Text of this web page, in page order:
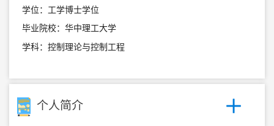
学位：工学博士学位
毕业院校：华中理工大学
学科：控制理论与控制工程
个人简介